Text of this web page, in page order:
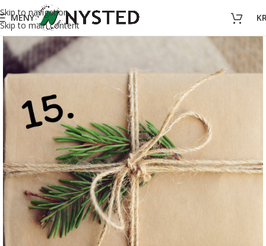
Skip to navigation
Skip to main content
MENY